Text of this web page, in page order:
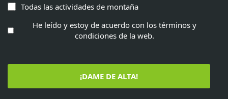
Todas las actividades de montaña
He leído y estoy de acuerdo con los términos y
condiciones de la web.
¡DAME DE ALTA!